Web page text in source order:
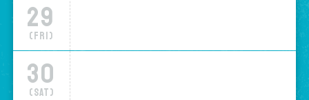
29
(Fri)
30
(Sat)